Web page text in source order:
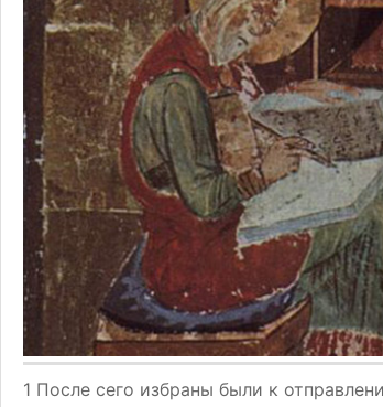
1 После сего избраны были к